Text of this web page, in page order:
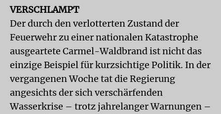
VERSCHLAMPT
Der durch den verlotterten Zustand der
Feuerwehr zu einer nationalen Katastrophe
ausgeartete Carmel-Waldbrand ist nicht das
einzige Beispiel für kurzsichtige Politik. In der
vergangenen Woche tat die Regierung
angesichts der sich verschärfenden
Wasserkrise – trotz jahrelanger Warnungen –